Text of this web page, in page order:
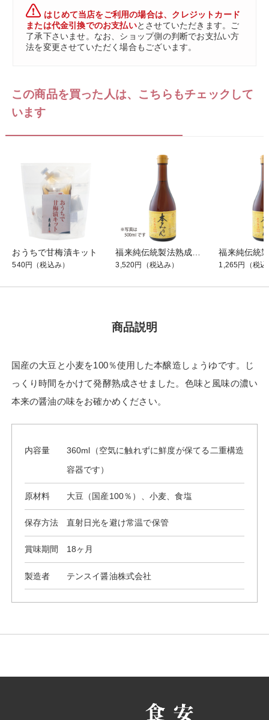
はじめて当店をご利用の場合は、クレジットカード
または代金引換でのお支払いとさせていただきます。ご
了承下さいませ。なお、ショップ側の判断でお支払い方
法を変更させていただく場合もございます。
この商品を買った人は、こちらもチェックして
います
おうちで甘梅漬キット
540円 （税込み）
福来純伝統製法熟成本みりん [1.8L]
3,520円 （税込み） 1,265円 （税
商品説明
国産の大豆と小麦を100％使用した本醸造しょうゆです。じ
っくり時間をかけて発酵熟成させました。色味と風味の濃い
本来の醤油の味をお確かめください。
内容量
360ml（空気に触れずに鮮度が保てる二重構造
容器です）
原材料 大豆（国産100％）、小麦、食塩
保存方法 直射日光を避け常温で保管
賞味期間 18ヶ月
製造者 テンスイ醤油株式会社